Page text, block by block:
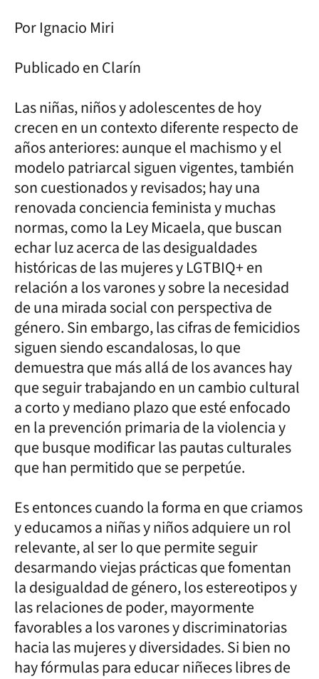
Por Ignacio Miri
Publicado en Clarín
Las niñas, niños y adolescentes de hoy
crecen en un contexto diferente respecto de
años anteriores: aunque el machismo y el
modelo patriarcal siguen vigentes, también
son cuestionados y revisados; hay una
renovada conciencia feminista y muchas
normas, como la Ley Micaela, que buscan
echar luz acerca de las desigualdades
históricas de las mujeres y LGTBIQ+ en
relación a los varones y sobre la necesidad
de una mirada social con perspectiva de
género. Sin embargo, las cifras de femicidios
siguen siendo escandalosas, lo que
demuestra que más allá de los avances hay
que seguir trabajando en un cambio cultural
a corto y mediano plazo que esté enfocado
en la prevención primaria de la violencia y
que busque modificar las pautas culturales
que han permitido que se perpetúe.
Es entonces cuando la forma en que criamos
y educamos a niñas y niños adquiere un rol
relevante, al ser lo que permite seguir
desarmando viejas prácticas que fomentan
la desigualdad de género, los estereotipos y
las relaciones de poder, mayormente
favorables a los varones y discriminatorias
hacia las mujeres y diversidades. Si bien no
hay fórmulas para educar niñeces libres de